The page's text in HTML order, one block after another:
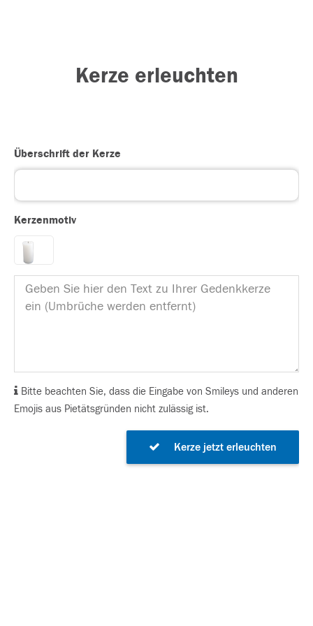
Kerze erleuchten
Überschrift der Kerze
Kerzenmotiv
Bitte beachten Sie, dass die Eingabe von Smileys und anderen
Emojis aus Pietätsgründen nicht zulässig ist.
Kerze jetzt erleuchten